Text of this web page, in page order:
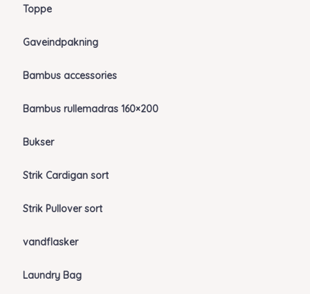
Toppe
Gaveindpakning
Bambus accessories
Bambus rullemadras 160×200
Bukser
Strik Cardigan sort
Strik Pullover sort
vandflasker
Laundry Bag